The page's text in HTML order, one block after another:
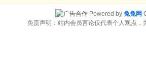
Powered by 兔兔网
免责声明：站内会员言论仅代表个人观点